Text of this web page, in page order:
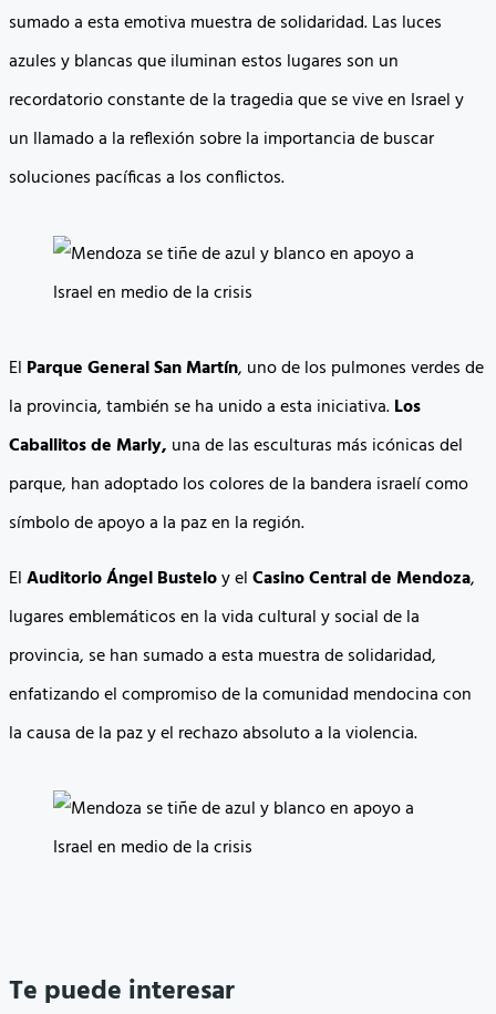
sumado a esta emotiva muestra de solidaridad. Las luces
azules y blancas que iluminan estos lugares son un
recordatorio constante de la tragedia que se vive en Israel y
un llamado a la reflexión sobre la importancia de buscar
soluciones pacíficas a los conflictos.
El Parque General San Martín, uno de los pulmones verdes de
la provincia, también se ha unido a esta iniciativa.Los
Caballitos de Marly, una de las esculturas más icónicas del
parque, han adoptado los colores de la bandera israelí como
símbolo de apoyo a la paz en la región.
ElAuditorio Ángel Busteloy elCasino Central de Mendoza,
lugares emblemáticos en la vida cultural y social de la
provincia, se han sumado a esta muestra de solidaridad,
enfatizando el compromiso de la comunidad mendocina con
la causa de la paz y el rechazo absoluto a la violencia.
Te puede interesar